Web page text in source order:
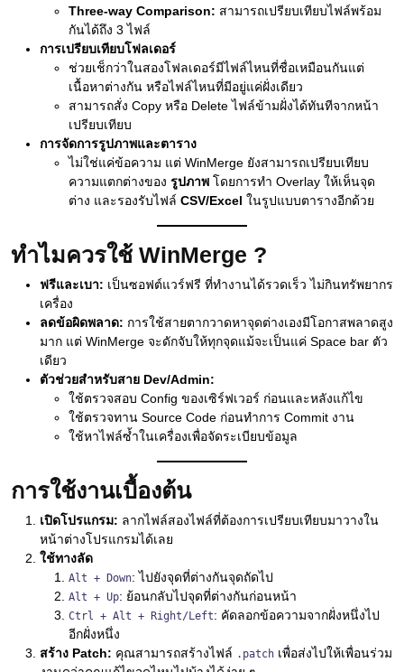
Three-way Comparison: สามารถเปรียบเทียบไฟล์พร้อม
กันได้ถึง 3 ไฟล์
การเปรียบเทียบโฟลเดอร์
ช่วยเช็กว่าในสองโฟลเดอร์มีไฟล์ไหนที่ชื่อเหมือนกันแต่
เนื้อหาต่างกัน หรือไฟล์ไหนที่มีอยู่แค่ฝั่งเดียว
สามารถสั่ง Copy หรือ Delete ไฟล์ข้ามฝั่งได้ทันทีจากหน้า
เปรียบเทียบ
การจัดการรูปภาพและตาราง
ไม่ใช่แค่ข้อความ แต่ WinMerge ยังสามารถเปรียบเทียบ
ความแตกต่างของ รูปภาพ โดยการทำ Overlay ให้เห็นจุด
ต่าง และรองรับไฟล์ CSV/Excel ในรูปแบบตารางอีกด้วย
ทำไมควรใช้ WinMerge ?
ฟรีและเบา: เป็นซอฟต์แวร์ฟรี ที่ทำงานได้รวดเร็ว ไม่กินทรัพยากร
เครื่อง
ลดข้อผิดพลาด: การใช้สายตากวาดหาจุดต่างเองมีโอกาสพลาดสูง
มาก แต่ WinMerge จะดักจับให้ทุกจุดแม้จะเป็นแค่ Space bar ตัว
เดียว
ตัวช่วยสำหรับสาย Dev/Admin:
ใช้ตรวจสอบ Config ของเซิร์ฟเวอร์ ก่อนและหลังแก้ไข
ใช้ตรวจทาน Source Code ก่อนทำการ Commit งาน
ใช้หาไฟล์ซ้ำในเครื่องเพื่อจัดระเบียบข้อมูล
การใช้งานเบื้องต้น
เปิดโปรแกรม: ลากไฟล์สองไฟล์ที่ต้องการเปรียบเทียบมาวางใน
หน้าต่างโปรแกรมได้เลย
ใช้ทางลัด
Alt + Down: ไปยังจุดที่ต่างกันจุดถัดไป
Alt + Up: ย้อนกลับไปจุดที่ต่างกันก่อนหน้า
Ctrl + Alt + Right/Left: คัดลอกข้อความจากฝั่งหนึ่งไป
อีกฝั่งหนึ่ง
สร้าง Patch: คุณสามารถสร้างไฟล์ .patch เพื่อส่งไปให้เพื่อนร่วม